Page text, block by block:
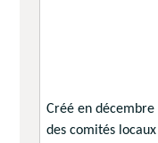
Créé en décembre
des comités locaux